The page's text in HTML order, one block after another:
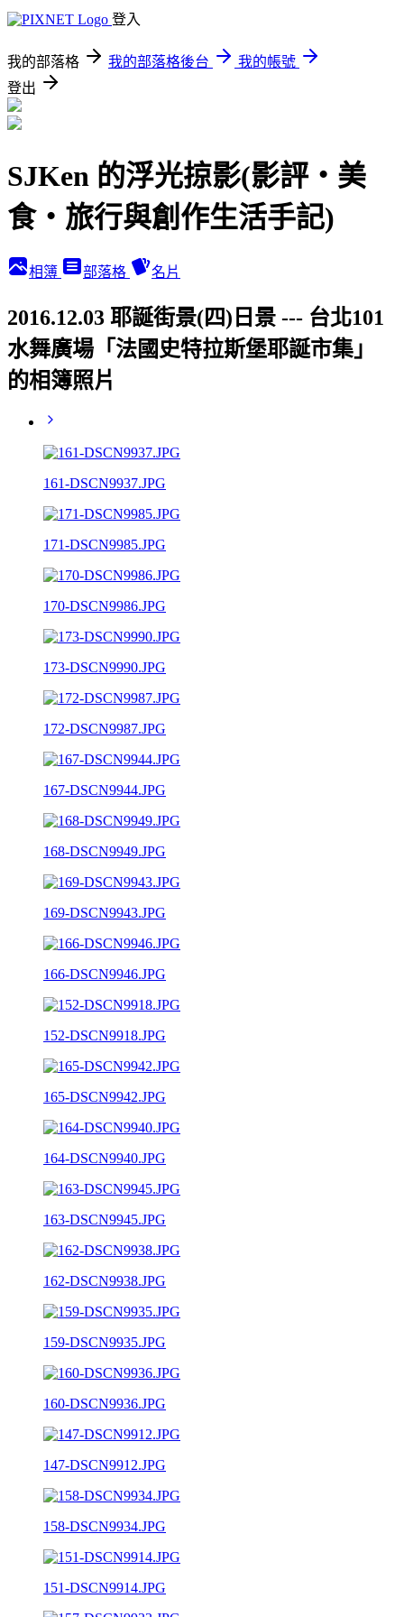
登入
我的部落格 我的部落格後台
我的帳號
登出
SJKen 的浮光掠影(影評‧美
食‧旅行與創作生活手記)
相簿 部落格 名片
2016.12.03 耶誕街景(四)日景 --- 台北101
水舞廣場「法國史特拉斯堡耶誕市集」
的相簿照片
161-DSCN9937.JPG
171-DSCN9985.JPG
170-DSCN9986.JPG
173-DSCN9990.JPG
172-DSCN9987.JPG
167-DSCN9944.JPG
168-DSCN9949.JPG
169-DSCN9943.JPG
166-DSCN9946.JPG
152-DSCN9918.JPG
165-DSCN9942.JPG
164-DSCN9940.JPG
163-DSCN9945.JPG
162-DSCN9938.JPG
159-DSCN9935.JPG
160-DSCN9936.JPG
147-DSCN9912.JPG
158-DSCN9934.JPG
151-DSCN9914.JPG